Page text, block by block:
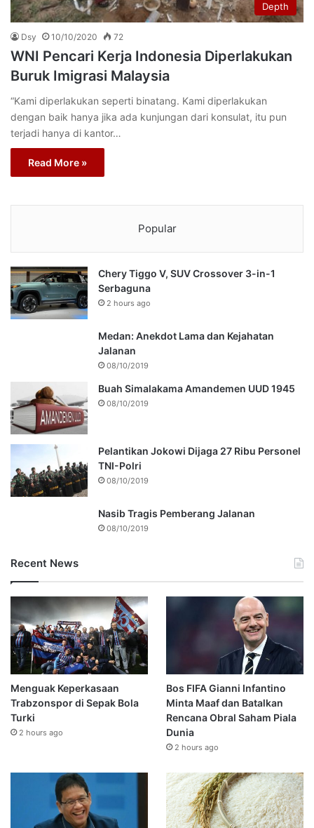
Depth
Dsy 10/10/2020 72
WNI Pencari Kerja Indonesia Diperlakukan
Buruk Imigrasi Malaysia
“Kami diperlakukan seperti binatang. Kami diperlakukan
dengan baik hanya jika ada kunjungan dari konsulat, itu pun
terjadi hanya di kantor…
Read More »
Popular
Chery Tiggo V, SUV Crossover 3-in-1
Serbaguna
2 hours ago
Medan: Anekdot Lama dan Kejahatan
Jalanan
08/10/2019
Buah Simalakama Amandemen UUD 1945
08/10/2019
Pelantikan Jokowi Dijaga 27 Ribu Personel
TNI-Polri
08/10/2019
Nasib Tragis Pemberang Jalanan
08/10/2019
Recent News
Menguak Keperkasaan
Trabzonspor di Sepak Bola
Turki
2 hours ago
Bos FIFA Gianni Infantino
Minta Maaf dan Batalkan
Rencana Obral Saham Piala
Dunia
2 hours ago